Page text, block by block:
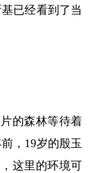
已经看到了当
的森林等待着
，19岁的殷玉
这里的环境可